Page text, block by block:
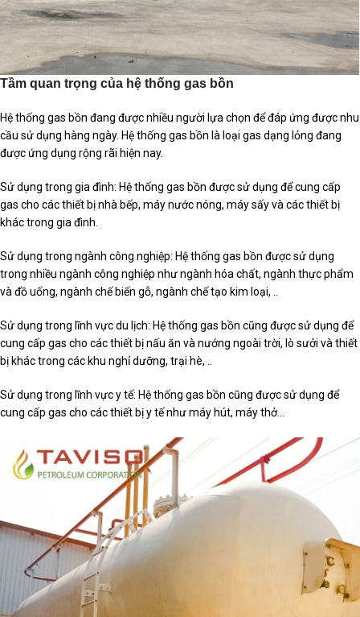
Tầm quan trọng của hệ thống gas bồn
Hệ thống gas bồn đang được nhiều người lựa chọn để đáp ứng được nhu
cầu sử dụng hàng ngày. Hệ thống gas bồn là loại gas dạng lỏng đang
được ứng dụng rộng rãi hiện nay.
Sử dụng trong gia đình: Hệ thống gas bồn được sử dụng để cung cấp
gas cho các thiết bị nhà bếp, máy nước nóng, máy sấy và các thiết bị
khác trong gia đình.
Sử dụng trong ngành công nghiệp: Hệ thống gas bồn được sử dụng
trong nhiều ngành công nghiệp như ngành hóa chất, ngành thực phẩm
và đồ uống, ngành chế biến gỗ, ngành chế tạo kim loại, ..
Sử dụng trong lĩnh vực du lịch: Hệ thống gas bồn cũng được sử dụng để
cung cấp gas cho các thiết bị nấu ăn và nướng ngoài trời, lò sưởi và thiết
bị khác trong các khu nghỉ dưỡng, trại hè, ..
Sử dụng trong lĩnh vực y tế: Hệ thống gas bồn cũng được sử dụng để
cung cấp gas cho các thiết bị y tế như máy hút, máy thở…